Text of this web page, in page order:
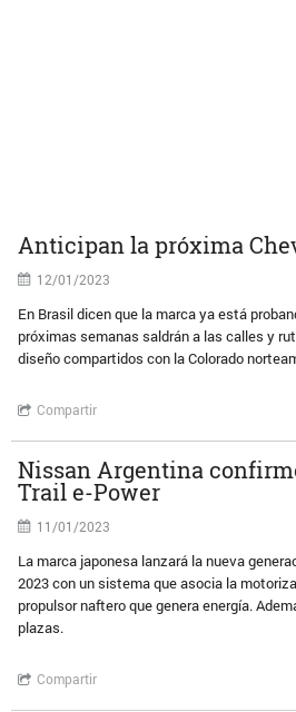
Anticipan la próxima
12/01/2023
En Brasil dicen que la marca ya está
próximas semanas saldrán a las calles y
diseño compartidos con la Colorado
Compartir
Nissan Argentina
Trail e-Power
11/01/2023
La marca japonesa lanzará la nueva
2023 con un sistema que asocia la
propulsor naftero que genera energía.
plazas.
Compartir